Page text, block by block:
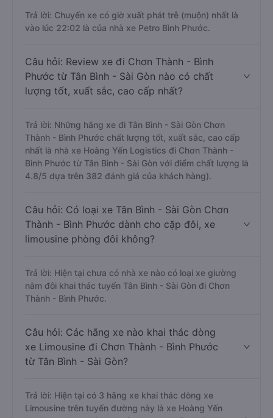
Trả lời: Chuyến xe có giờ xuất phát trễ (muộn) nhất là
vào lúc 22:02 là của nhà xe Petro Bình Phước.
Câu hỏi: Review xe đi Chơn Thành - Bình
Phước từ Tân Bình - Sài Gòn nào có chất
lượng tốt, xuất sắc, cao cấp nhất?
Trả lời: Những hãng xe đi Tân Bình - Sài Gòn Chơn
Thành - Bình Phước chất lượng tốt, xuất sắc, cao cấp
nhất là nhà xe Hoàng Yến Logistics đi Chơn Thành -
Bình Phước từ Tân Bình - Sài Gòn với điểm chất lượng là
4.8/5 dựa trên 382 đánh giá của khách hàng).
Câu hỏi: Có loại xe Tân Bình - Sài Gòn Chơn
Thành - Bình Phước dành cho cặp đôi, xe
limousine phòng đôi không?
Trả lời: Hiện tại chưa có nhà xe nào có loại xe giường
nằm đôi khai thác tuyến Tân Bình - Sài Gòn đi Chơn
Thành - Bình Phước.
Câu hỏi: Các hãng xe nào khai thác dòng
xe Limousine đi Chơn Thành - Bình Phước
từ Tân Bình - Sài Gòn?
Trả lời: Hiện tại có 3 hãng xe khai thác dòng xe
Limousine trên tuyến đường này là xe Hoàng Yến